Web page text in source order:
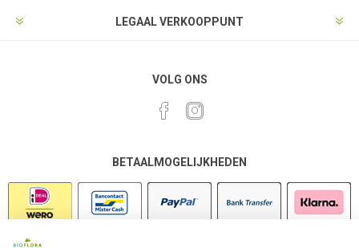
LEGAAL VERKOOPPUNT
VOLG ONS
BETAALMOGELIJKHEDEN